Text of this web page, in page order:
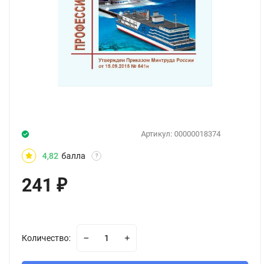
Артикул: 00000018374
4,82 балла ?
241 ₽
Количество: